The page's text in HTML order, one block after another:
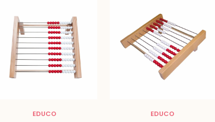
EDUCO EDUCO